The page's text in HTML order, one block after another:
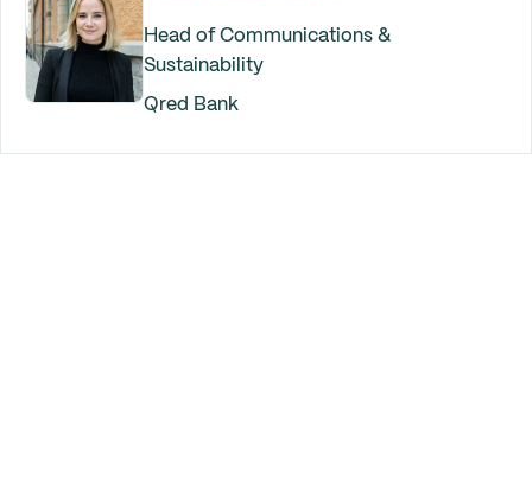
Head of Communications &
Sustainability
Qred Bank